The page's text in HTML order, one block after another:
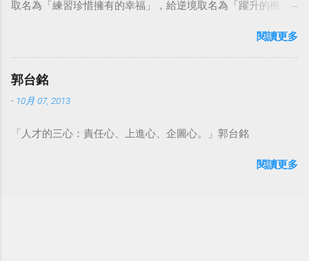
取名為「練習珍惜擁有的幸福」，給逆境取名為「躍升的機
點看事情，就不會覺得活著是一件沉重的事。#超譯尼采 — 中
華名言 - Chinese Quotes (@chinese_quotes) May 23, 2023
閱讀更多
郭台銘
- 10月 07, 2013
「人才的三心：責任心、上進心、企圖心。」郭台銘
閱讀更多